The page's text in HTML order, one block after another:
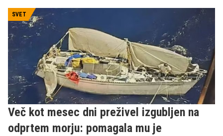
ampak postane bazično stanje vašega živčnega
sistema – ko se že zjutraj zbudite napeti in ko niti
počitek več ne sprosti vašega telesa.
SVET
Več kot mesec dni preživel izgubljen na
odprtem morju: pomagala mu je